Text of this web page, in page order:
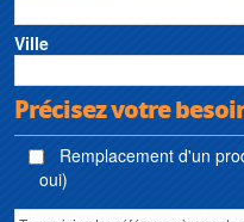
Ville
Précisez votre
Remplacement d'un
oui)